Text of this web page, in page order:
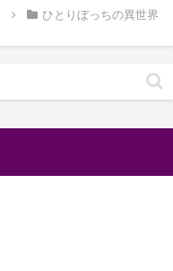
ひとりぼっちの異世界